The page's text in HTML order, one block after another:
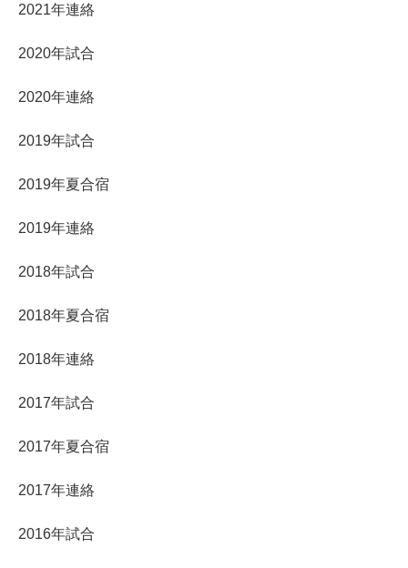
2021年連絡
2020年試合
2020年連絡
2019年試合
2019年夏合宿
2019年連絡
2018年試合
2018年夏合宿
2018年連絡
2017年試合
2017年夏合宿
2017年連絡
2016年試合